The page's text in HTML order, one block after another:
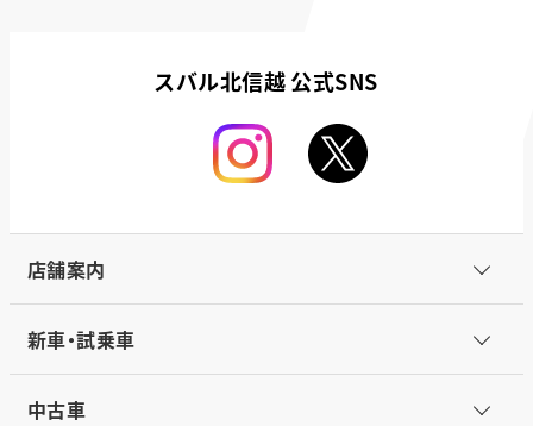
スバル北信越 公式SNS
店舗案内
新車・試乗車
中古車